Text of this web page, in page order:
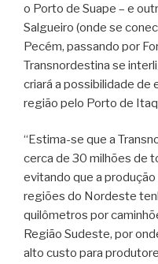
o Porto de Suape – e
Salgueiro (onde se
Pecém, passando por
Transnordestina se
criará a possibilidade
região pelo Porto de
“Estima-se que a
cerca de 30 milhões de
evitando que a
regiões do Nordeste
quilômetros por
Região Sudeste, por
alto custo para